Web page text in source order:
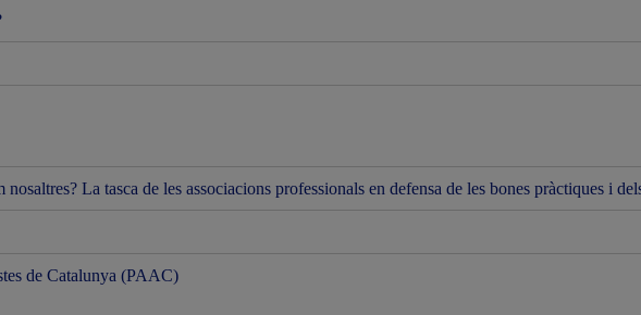
La tasca de les associacions professionals en defensa de les bones pràctiques i
de Catalunya (PAAC)